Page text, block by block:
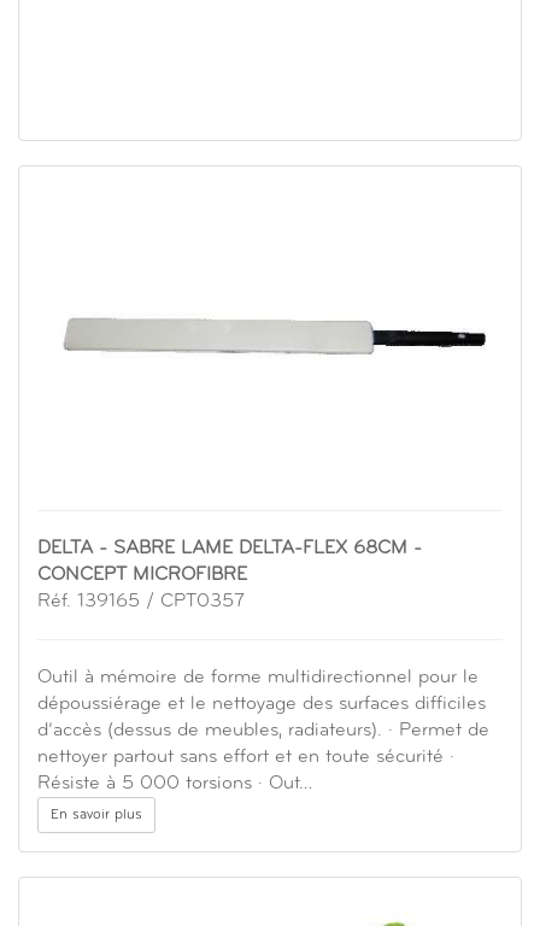
DELTA - SABRE LAME DELTA-FLEX 68CM -
CONCEPT MICROFIBRE
Réf. 139165 / CPT0357
Outil à mémoire de forme multidirectionnel pour le
dépoussiérage et le nettoyage des surfaces difficiles
d’accès (dessus de meubles, radiateurs). · Permet de
nettoyer partout sans effort et en toute sécurité ·
Résiste à 5 000 torsions · Out…
En savoir plus